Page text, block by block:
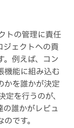
トの管理に責任
ジェクトへの貢
例えば、コン
機能に組み込む
かを誰かが決定
を行うのが、
誰かがレビュ
です。